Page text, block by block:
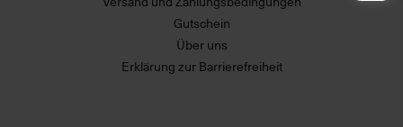
Gutschein
Über uns
Erklärung zur Barrierefreiheit